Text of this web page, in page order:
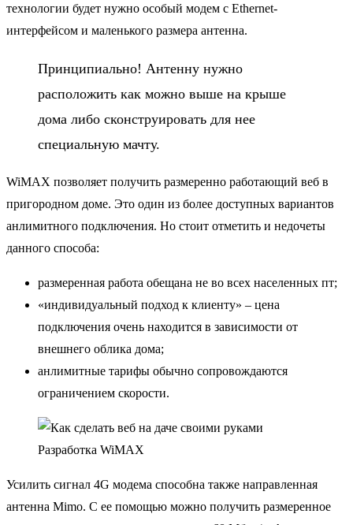
технологии будет нужно особый модем с Ethernet-
интерфейсом и маленького размера антенна.
Принципиально! Антенну нужно
расположить как можно выше на крыше
дома либо сконструировать для нее
специальную мачту.
WiMAX позволяет получить размеренно работающий веб в
пригородном доме. Это один из более доступных вариантов
анлимитного подключения. Но стоит отметить и недочеты
данного способа:
размеренная работа обещана не во всех населенных пт;
«индивидуальный подход к клиенту» – цена
подключения очень находится в зависимости от
внешнего облика дома;
анлимитные тарифы обычно сопровождаются
ограничением скорости.
Разработка WiMAX
Усилить сигнал 4G модема способна также направленная
антенна Mimo. С ее помощью можно получить размеренное